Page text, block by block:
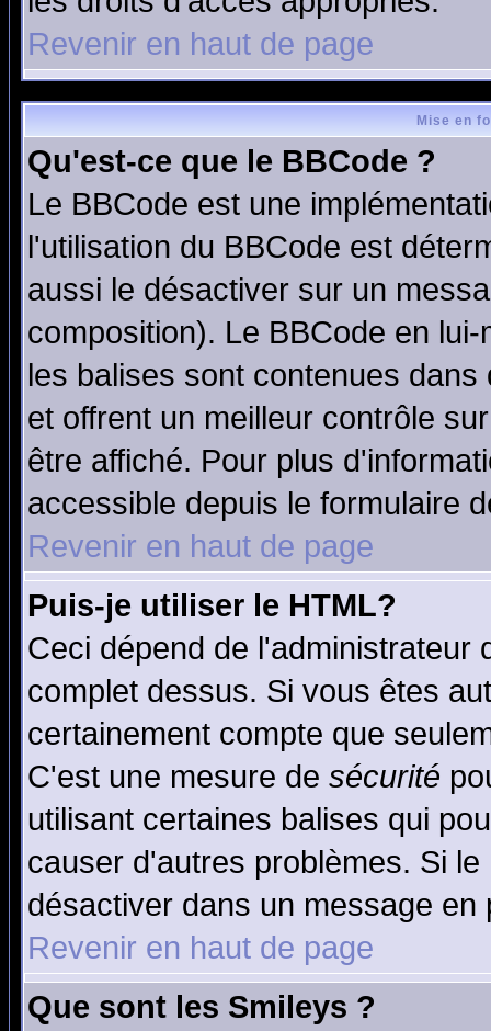
Revenir en haut de page
Mise en
Qu'est-ce que le BBCode ?
Le BBCode est une
l'utilisation du BBCode est
aussi le désactiver sur un
composition). Le BBCode en
les balises sont contenues
et offrent un meilleur contrôle
être affiché. Pour plus
accessible depuis le formulaire
Revenir en haut de page
Puis-je utiliser le HTML?
Ceci dépend de l'administrateur
complet dessus. Si vous êtes
certainement compte que
C'est une mesure de sécurité
utilisant certaines balises qui
causer d'autres problèmes. Si
désactiver dans un message
Revenir en haut de page
Que sont les Smileys ?